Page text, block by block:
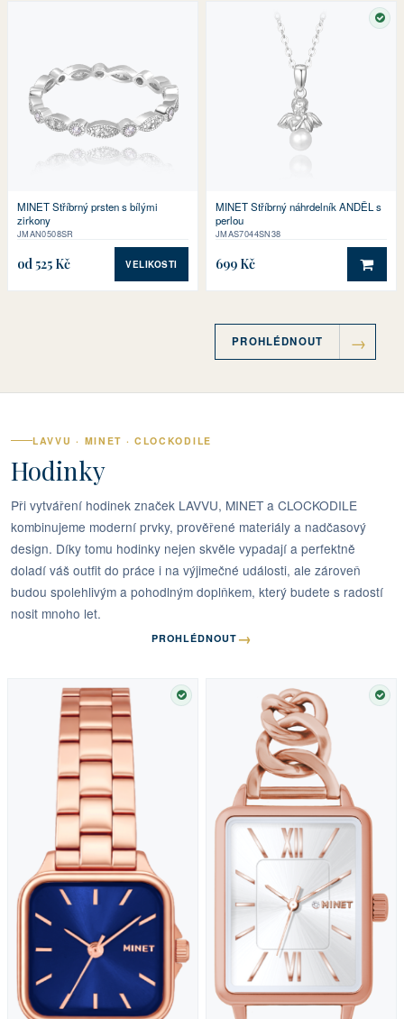
MINET Stříbrný prsten s bílými
zirkony
JMAN0508SR
od 525 Kč VELIKOSTI
MINET Stříbrný náhrdelník ANDĚL s
perlou
JMAS7044SN38
699 Kč DO
PROHLÉDNOUT
LAVVU · MINET · CLOCKODILE
Hodinky
Při vytváření hodinek značek LAVVU, MINET a CLOCKODILE
kombinujeme moderní prvky, prověřené materiály a nadčasový
design. Díky tomu hodinky nejen skvěle vypadají a perfektně
doladí váš outfit do práce i na výjimečné události, ale zároveň
budou spolehlivým a pohodlným doplňkem, který budete s radostí
nosit mnoho let.
PROHLÉDNOUT →
SKLADEM